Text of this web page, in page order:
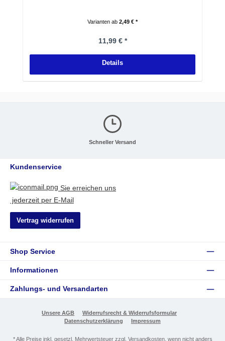
Varianten ab 2,49 € *
Regulärer Preis:
11,99 € *
Details
Schneller Versand
Kundenservice
Sie erreichen uns
jederzeit per E-Mail
Vertrag widerrufen
Shop Service
Informationen
Zahlungs- und Versandarten
Unsere AGB
Widerrufsrecht & Widerrufsformular
Datenschutzerklärung
Impressum
* Alle Preise inkl. gesetzl. Mehrwertsteuer zzgl. Versandkosten, wenn nicht anders